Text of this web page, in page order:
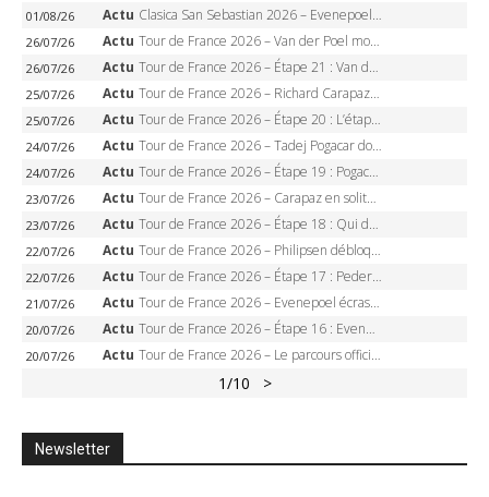
01/08/26 Actu Clasica San Sebastian 2026 – Evenepoel recordman, 4e victoire, Carapaz battu au sprint
26/07/26 Actu Tour de France 2026 – Van der Poel monumental à Paris, Pogacar égale le record des cinq sacres
26/07/26 Actu Tour de France 2026 – Étape 21 : Van der Poel, Pogacar, qui succédera à Wout van Aert sur les Champs-Elysées ?
25/07/26 Actu Tour de France 2026 – Richard Carapaz roi des Alpes, doublé et maillot à pois, Seixas perd le podium
25/07/26 Actu Tour de France 2026 – Étape 20 : L’étape reine, Galibier, Sarenne, Alpe d’Huez, qui succédera à Pogacar ?
24/07/26 Actu Tour de France 2026 – Tadej Pogacar dompte l’Alpe d’Huez, 5e victoire, record de Pantani pulvérisé
24/07/26 Actu Tour de France 2026 – Étape 19 : Pogacar peut-il enfin dompter l’Alpe d’Huez ?
23/07/26 Actu Tour de France 2026 – Carapaz en solitaire à Orcières-Merlette, Paret-Peintre à un point du maillot à pois
23/07/26 Actu Tour de France 2026 – Étape 18 : Qui domptera Orcières-Merlette, première marche vers l’Alpe d’Huez ?
22/07/26 Actu Tour de France 2026 – Philipsen débloque son compteur à Voiron, Pedersen en danger pour le maillot vert
22/07/26 Actu Tour de France 2026 – Étape 17 : Pedersen peut-il verrouiller le maillot vert à Voiron ?
21/07/26 Actu Tour de France 2026 – Evenepoel écrase le chrono d’Évian, Seixas 4e, Lipowitz abandonne
20/07/26 Actu Tour de France 2026 – Étape 16 : Evenepoel, Pogacar, Ganna… qui domptera le chrono d’Évian pour redessiner le podium ?
20/07/26 Actu Tour de France 2026 – Le parcours officiel complet : 21 étapes, profils, carte et dates
1/10 >
Newsletter